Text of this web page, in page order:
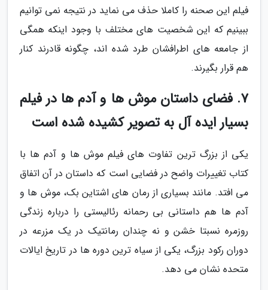
فیلم این صحنه را کاملا حذف می نماید در نتیجه نمی توانیم
ببینیم که این شخصیت های مختلف با وجود اینکه همگی
از جامعه های اطرافشان طرد شده اند، چگونه قادرند کنار
هم قرار بگیرند.
7. فضای داستان موش ها و آدم ها در فیلم
بسیار ایده آل به تصویر کشیده شده است
یکی از بزرگ ترین تفاوت های فیلم موش ها و آدم ها با
کتاب تغییرات واضح در فضایی است که داستان در آن اتفاق
می افتد. مانند بسیاری از رمان های اشتاین بک، موش ها و
آدم ها هم داستانی بی رحمانه رئالیستی را درباره زندگی
روزمره نسبتا خشن و نه چندان رمانتیک در یک مزرعه در
دوران رکود بزرگ، یکی از سیاه ترین دوره ها در تاریخ ایالات
متحده نشان می دهد.